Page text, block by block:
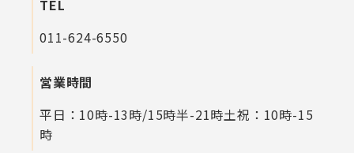
TEL
011-624-6550
営業時間
平日：10時-13時/15時半-21時土祝：10時-15
時